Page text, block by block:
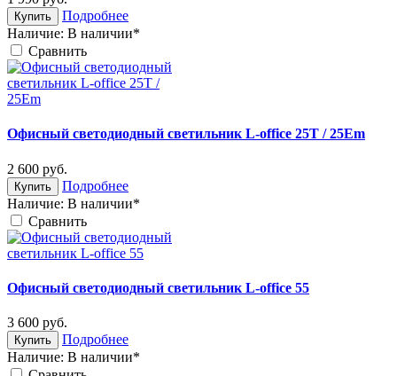
Купить
Подробнее
Наличие: В наличии*
Cравнить
Офисный светодиодный светильник L-office 25T / 25Em
2 600 руб.
Купить
Подробнее
Наличие: В наличии*
Cравнить
Офисный светодиодный светильник L-office 55
3 600 руб.
Купить
Подробнее
Наличие: В наличии*